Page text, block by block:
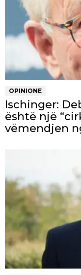
OPINIONE
Ischinger:
është një
vëmendjen